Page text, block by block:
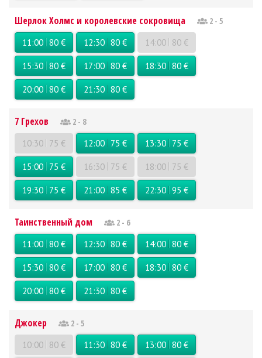
Шерлок Холмс и королевские сокровища
2 - 5
11:00 80 € 12:30 80 € 14:00 80 €
15:30 80 € 17:00 80 € 18:30 80 €
20:00 80 € 21:30 80 €
7 Грехов
2 - 8
10:30 75 € 12:00 75 € 13:30 75 €
15:00 75 € 16:30 75 € 18:00 75 €
19:30 75 € 21:00 85 € 22:30 95 €
Таинственный дом
2 - 6
11:00 80 € 12:30 80 € 14:00 80 €
15:30 80 € 17:00 80 € 18:30 80 €
20:00 80 € 21:30 80 €
Джокер
2 - 5
10:00 80 € 11:30 80 € 13:00 80 €